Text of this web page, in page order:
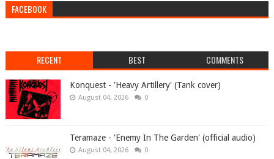
FACEBOOK
RECENT BEST COMMENTS
Konquest - 'Heavy Artillery' (Tank cover)
August 04, 2026 0
Teramaze - 'Enemy In The Garden' (official audio)
August 04, 2026 0